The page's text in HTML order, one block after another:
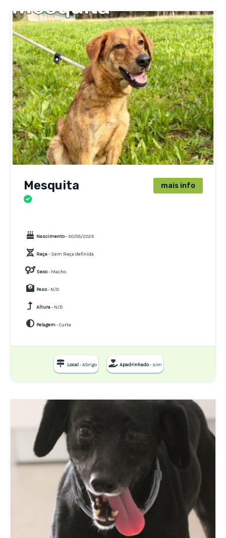
Mesquita mais info
Nascimento- 30/05/2025
Raça- Sem Raça definida
Sexo- Macho
Peso- N/D
Altura- N/D
Pelagem- Curta
Local- Abrigo Apadrinhado- sim